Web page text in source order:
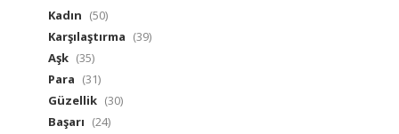
Kadın (50)
Karşılaştırma (39)
Aşk (35)
Para (31)
Güzellik (30)
Başarı (24)